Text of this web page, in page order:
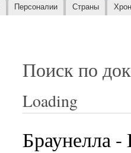
Персоналии Страны
Поиск по
Loading
Браунелла -